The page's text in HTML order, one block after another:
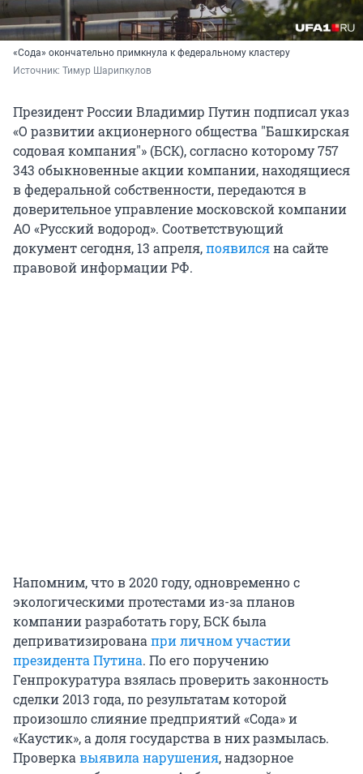
«Сода» окончательно примкнула к федеральному кластеру
Источник: Тимур Шарипкулов
Президент России Владимир Путин подписал указ
«О развитии акционерного общества "Башкирская
содовая компания"» (БСК), согласно которому 757
343 обыкновенные акции компании, находящиеся
в федеральной собственности, передаются в
доверительное управление московской компании
АО «Русский водород». Соответствующий
документ сегодня, 13 апреля,появилсяна сайте
правовой информации РФ.
Напомним, что в 2020 году, одновременно с
экологическими протестами из-за планов
компании разработать гору, БСК была
деприватизированапри личном участии
президента Путина. По его поручению
Генпрокуратура взялась проверить законность
сделки 2013 года, по результатам которой
произошло слияние предприятий «Сода» и
«Каустик», а доля государства в них размылась.
Проверкавыявила нарушения, надзорное